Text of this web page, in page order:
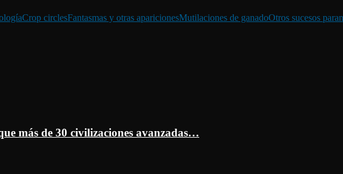
Crop circlesFantasmas y otras aparicionesMutilaciones de ganadoOtros sucesos
más de 30 civilizaciones avanzadas…